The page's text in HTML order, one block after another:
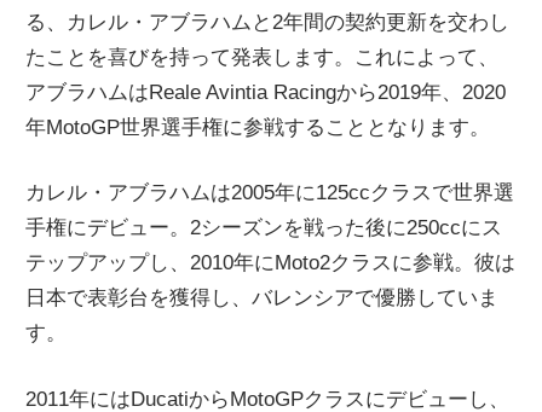
る、カレル・アブラハムと2年間の契約更新を交わし
たことを喜びを持って発表します。これによって、
アブラハムはReale Avintia Racingから2019年、2020
年MotoGP世界選手権に参戦することとなります。
カレル・アブラハムは2005年に125ccクラスで世界選
手権にデビュー。2シーズンを戦った後に250ccにス
テップアップし、2010年にMoto2クラスに参戦。彼は
日本で表彰台を獲得し、バレンシアで優勝していま
す。
2011年にはDucatiからMotoGPクラスにデビューし、